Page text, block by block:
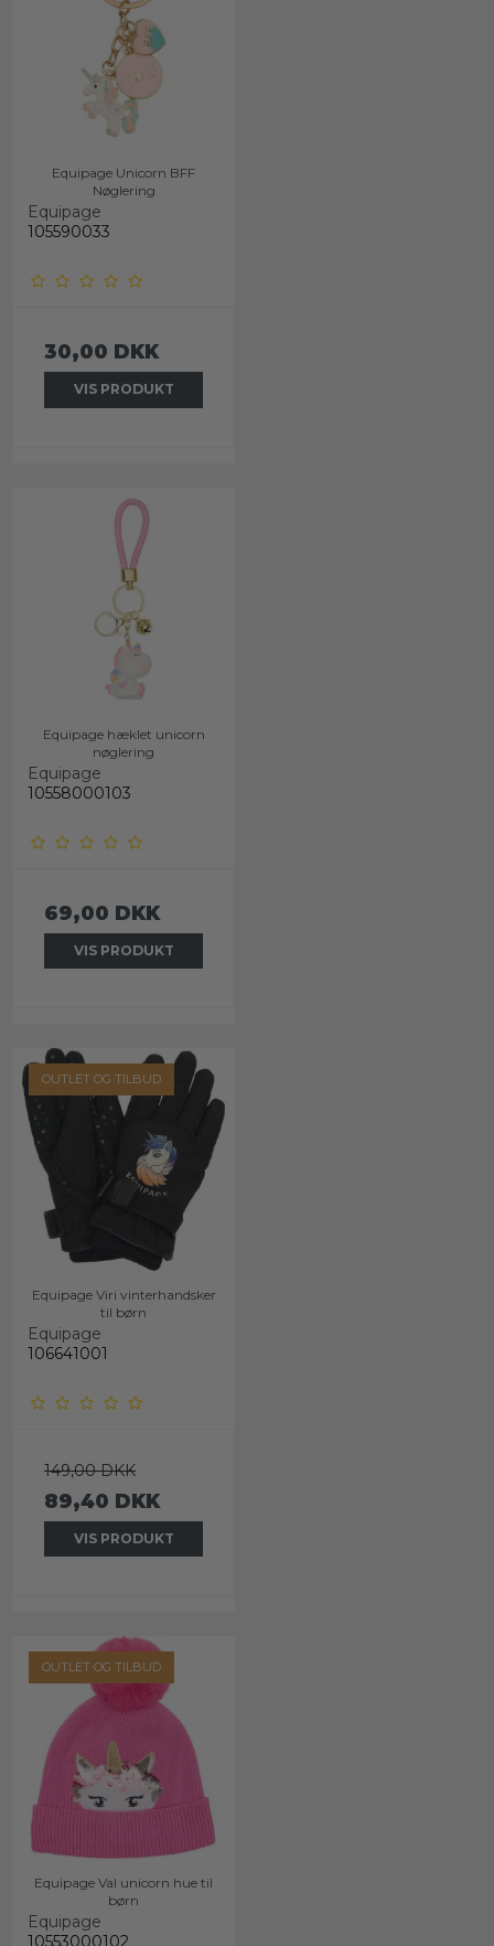
Equipage Unicorn BFF
Nøglering
Equipage
105590033
30,00 DKK
VIS PRODUKT
Equipage hæklet unicorn
nøglering
Equipage
10558000103
69,00 DKK
VIS PRODUKT
OUTLET OG TILBUD
Equipage Viri vinterhandsker
til børn
Equipage
106641001
149,00 DKK
89,40 DKK
VIS PRODUKT
OUTLET OG TILBUD
Equipage Val unicorn hue til
børn
Equipage
10553000102